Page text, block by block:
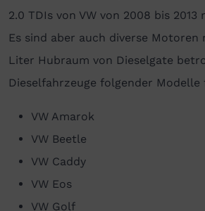
2.0 TDIs von VW von 2008 bis 2013
Es sind aber auch diverse Motoren
Liter Hubraum von Dieselgate
Dieselfahrzeuge folgender
VW Amarok
VW Beetle
VW Caddy
VW Eos
VW Golf